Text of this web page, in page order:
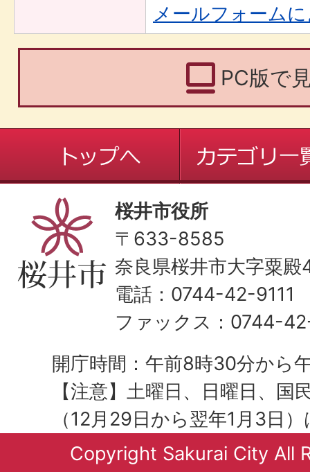
メールフォーム
PC版で
桜井市役所
〒633-8585
奈良県桜井市大字粟
電話：0744-42-9111
ファックス：0744-
開庁時間：午前8時30分から
【注意】土曜日、日曜日、国
（12月29日から翌年1月3日
Copyright Sakurai City All